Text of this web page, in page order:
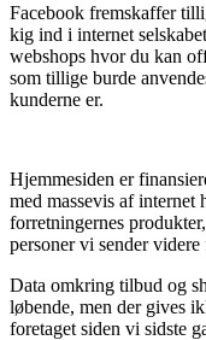
Facebook fremskaffer
kig ind i internet
webshops hvor du kan
som tillige burde
kunderne er.
Hjemmesiden er
med massevis af
forretningernes
personer vi sender
Data omkring tilbud og
løbende, men der gives
foretaget siden vi sidste